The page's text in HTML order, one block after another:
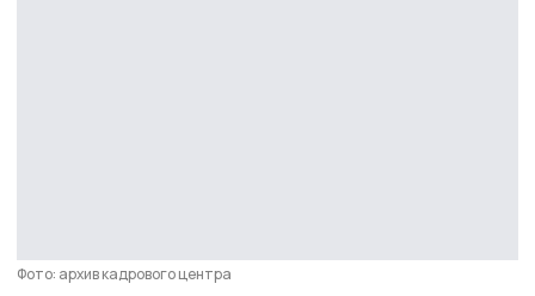
Фото: архив кадрового центра